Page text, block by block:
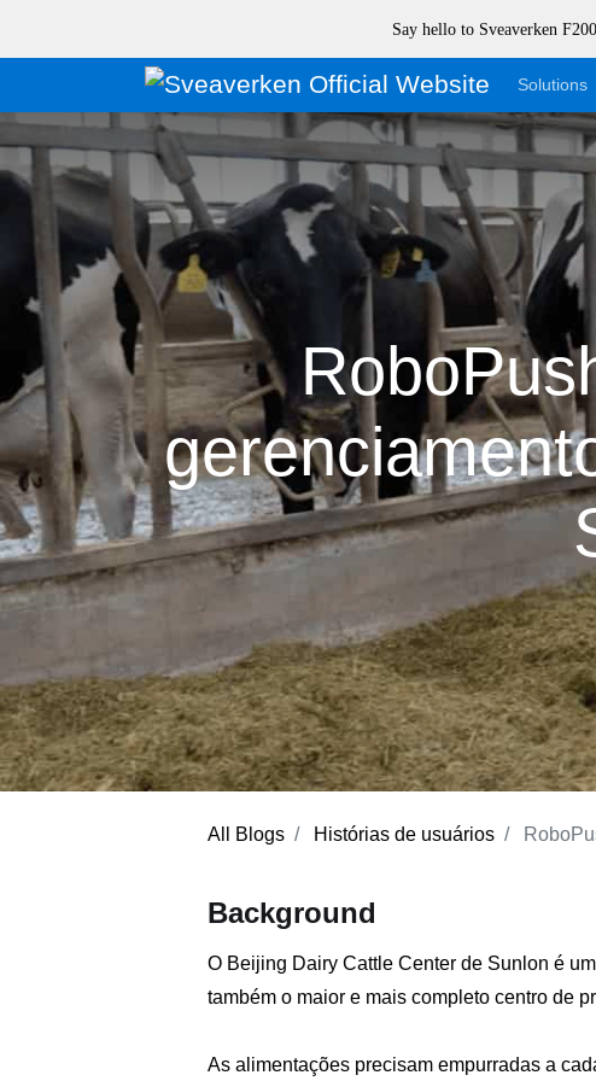
Say hello to Sveaverken
Solutions
All Blogs Histórias de usuários
Background
O Beijing Dairy Cattle Center de Sunlon é
também o maior e mais completo centro de
As alimentações precisam empurradas a